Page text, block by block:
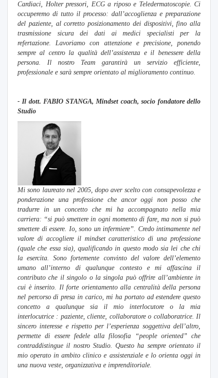
Cardiaci, Holter pressori, ECG a riposo e Teledermatoscopie. Ci
occuperemo di tutto il processo: dall’accoglienza e preparazione
del paziente, al corretto posizionamento dei dispositivi, fino alla
trasmissione sicura dei dati ai medici specialisti per la
refertazione. Lavoriamo con attenzione e precisione, ponendo
sempre al centro la qualità dell’assistenza e il benessere della
persona. Il nostro Team garantirà un servizio efficiente,
professionale e sarà sempre orientato al miglioramento continuo.
- Il dott. FABIO STANGA, Mindset coach, socio fondatore dello
Studio
Mi sono laureato nel 2005, dopo aver scelto con consapevolezza e
ponderazione una professione che ancor oggi non posso che
tradurre in un concetto che mi ha accompagnato nella mia
carriera: “si può smettere in ogni momento di fare, ma non si può
smettere di essere. Io, sono un infermiere”. Credo intimamente nel
valore di accogliere il mindset caratteristico di una professione
(quale che essa sia), qualificando in questo modo sia lei che chi
la esercita. Sono fortemente convinto del valore dell’elemento
umano all’interno di qualunque contesto e mi affascina il
contributo che il singolo o la singola può offrire all’ambiente in
cui è inserito. Il forte orientamento alla centralità della persona
nel percorso di presa in carico, mi ha portato ad estendere questo
concetto a qualunque sia il mio interlocutore o la mia
interlocutrice : paziente, cliente, collaboratore o collaboratrice. Il
sincero interesse e rispetto per l’esperienza soggettiva dell’altro,
permette di essere fedele alla filosofia “people oriented” che
contraddistingue il nostro Studio. Questo ha sempre orientato il
mio operato in ambito clinico e assistenziale e lo orienta oggi in
una nuova veste, organizzativa e imprenditoriale.